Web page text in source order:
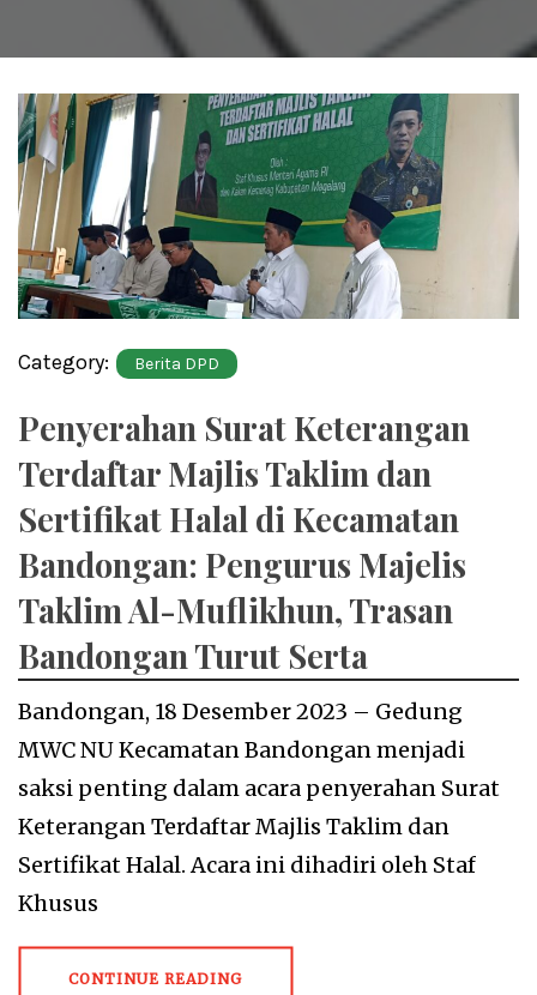
Category: Berita DPD
Penyerahan Surat Keterangan
Terdaftar Majlis Taklim dan
Sertifikat Halal di Kecamatan
Bandongan: Pengurus Majelis
Taklim Al-Muflikhun, Trasan
Bandongan Turut Serta
Bandongan, 18 Desember 2023 – Gedung
MWC NU Kecamatan Bandongan menjadi
saksi penting dalam acara penyerahan Surat
Keterangan Terdaftar Majlis Taklim dan
Sertifikat Halal. Acara ini dihadiri oleh Staf
Khusus
CONTINUE READING